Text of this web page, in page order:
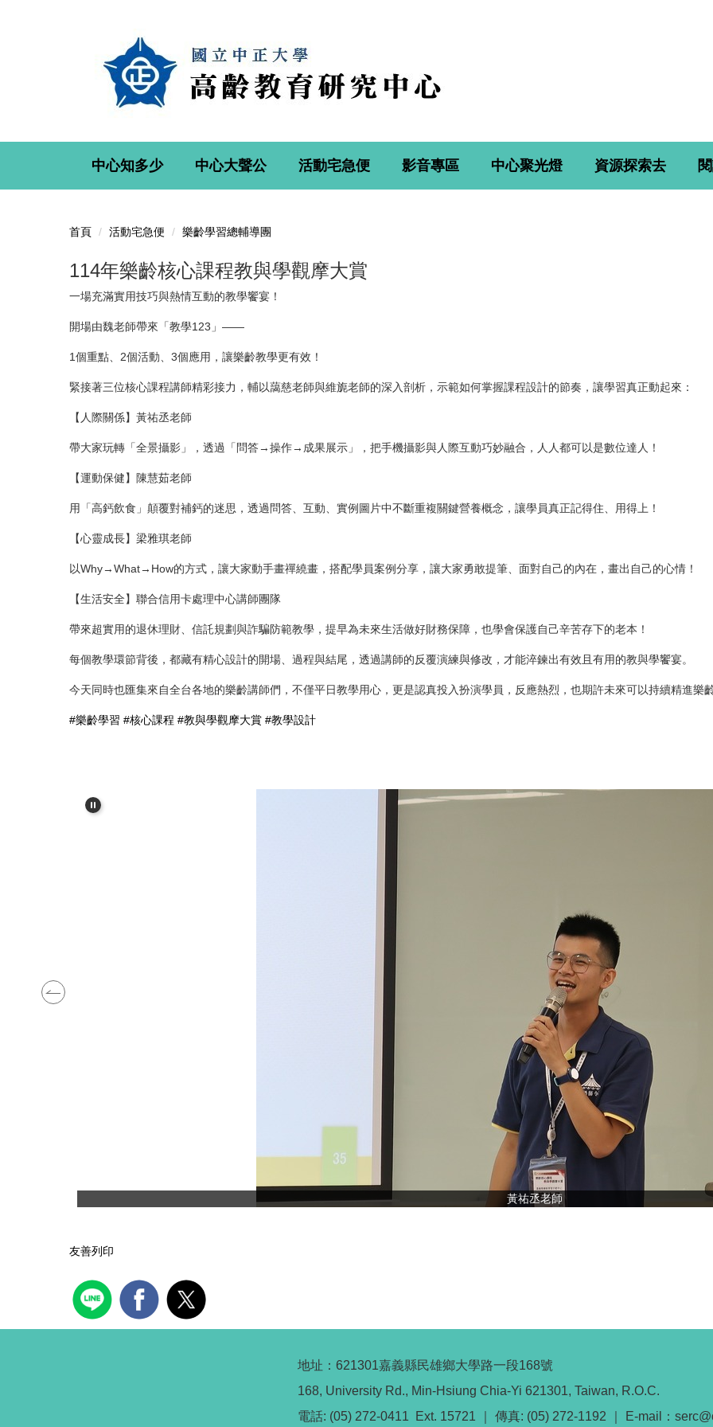
中心知多少 中心大聲公 活動宅急便 影音專區 中心聚光燈 資源探索去
首頁 活動宅急便 樂齡學習總輔導團
114年樂齡核心課程教與學觀摩大賞
一場充滿實用技巧與熱情互動的教學饗宴！
開場由魏老師帶來「教學123」——
1個重點、2個活動、3個應用，讓樂齡教學更有效！
緊接著三位核心課程講師精彩接力，輔以藹慈老師與維旎老師的深入剖析，示範如何掌握課程設計的節奏，讓學習真正動起來：
【人際關係】黃祐丞老師
帶大家玩轉「全景攝影」，透過「問答→操作→成果展示」，把手機攝影與人際互動巧妙融合，人人都可以是數位達人！
【運動保健】陳慧茹老師
用「高鈣飲食」顛覆對補鈣的迷思，透過問答、互動、實例圖片中不斷重複關鍵營養概念，讓學員真正記得住、用得上！
【心靈成長】梁雅琪老師
以Why→What→How的方式，讓大家動手畫禪繞畫，搭配學員案例分享，讓大家勇敢提筆、面對自己的內在，畫出自己的心情！
【生活安全】聯合信用卡處理中心講師團隊
帶來超實用的退休理財、信託規劃與詐騙防範教學，提早為未來生活做好財務保障，也學會保護自己辛苦存下的老本！
每個教學環節背後，都藏有精心設計的開場、過程與結尾，透過講師的反覆演練與修改，才能淬鍊出有效且有用的教與學饗宴。
今天同時也匯集來自全台各地的樂齡講師們，不僅平日教學用心，更是認真投入扮演學員，反應熱烈，也期許未來可以持續精進樂
#樂齡學習 #核心課程 #教與學觀摩大賞 #教學設計
黃祐丞老師
友善列印
地址：621301嘉義縣民雄鄉大學路一段168號
168, University Rd., Min-Hsiung Chia-Yi 621301, Taiwan, R.O.C.
電話: (05) 272-0411 Ext. 15721 ｜ 傳真: (05) 272-1192 ｜ E-mail：